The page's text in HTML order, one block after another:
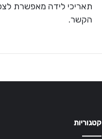
תאריכי לידה מאפשרת
הקשר.
קטגוריות